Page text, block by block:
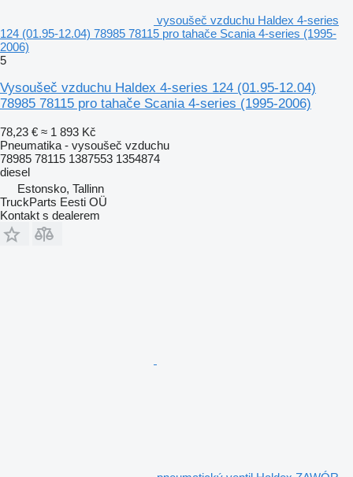
vysoušeč vzduchu Haldex 4-series
124 (01.95-12.04) 78985 78115 pro tahače Scania 4-series (1995-
2006)
5
Vysoušeč vzduchu Haldex 4-series 124 (01.95-12.04)
78985 78115 pro tahače Scania 4-series (1995-2006)
78,23 € ≈ 1 893 Kč
Pneumatika - vysoušeč vzduchu
78985 78115 1387553 1354874
diesel
Estonsko, Tallinn
TruckParts Eesti OÜ
Kontakt s dealerem